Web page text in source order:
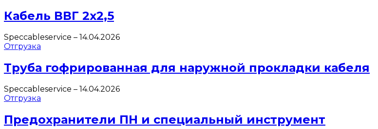
Кабель ВВГ 2х2,5
Speccableservice – 14.04.2026
Отгрузка
Труба гофрированная для наружной прокладки кабеля
Speccableservice – 14.04.2026
Отгрузка
Предохранители ПН и специальный инструмент